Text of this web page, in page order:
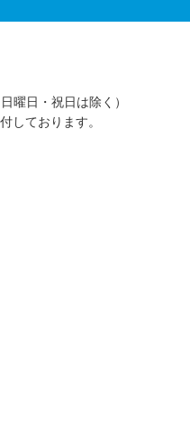
曜日・祝日は除く）
しております。